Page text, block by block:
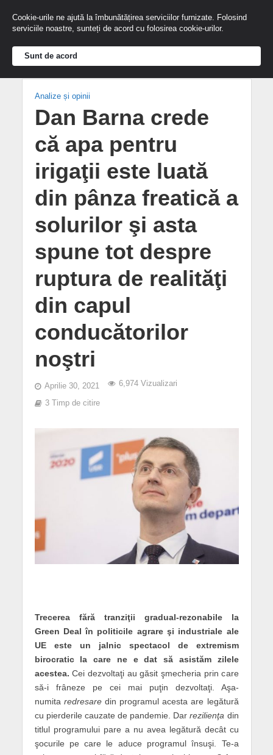
Analize și opinii
Dan Barna crede
că apa pentru
irigaţii este luată
din pânza freatică a
solurilor şi asta
spune tot despre
ruptura de realităţi
din capul
conducătorilor
noştri
Aprilie 30, 2021 6,974 Vizualizari
3 Timp de citire
Trecerea fără tranziţii gradual-rezonabile la
Green Deal în politicile agrare şi industriale ale
UE este un jalnic spectacol de extremism
birocratic la care ne e dat să asistăm zilele
acestea. Cei dezvoltaţi au găsit şmecheria prin care
să-i frâneze pe cei mai puţin dezvoltaţi. Aşa-
numita redresaredin programul acesta are legătură
cu pierderile cauzate de pandemie. Darrezilienţa din
titlul programului pare a nu avea legătură decât cu
şocurile pe care le aduce programul însuşi. Te-a
Cookie-urile ne ajută la îmbunătățirea serviciilor furnizate. Folosind
serviciile noastre, sunteți de acord cu folosirea cookie-urilor.
Sunt de acord